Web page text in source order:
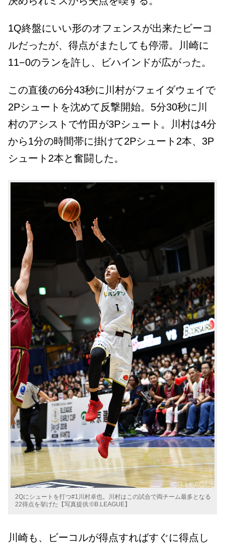
1Q終盤にいい形のオフェンスが出来たビーコ
ルだったが、得点がまたしても停滞。川崎に
11−0のランを許し、ビハインドが広がった。
この直後の6分43秒に川村がフェイダウェイで
2Pシュートを沈めて反撃開始。5分30秒に川
村のアシストで竹田が3Pシュート。川村は4分
から1分の時間帯に掛けて2Pシュート2本、3P
シュート2本と奮闘した。
2Qにシュートを打つ#1川村卓也。川村はこの試合で両チーム最多となる
22得点を挙げた【写真提供:©B.LEAGUE】
川崎も、ビーコルが得点すればすぐに得点し